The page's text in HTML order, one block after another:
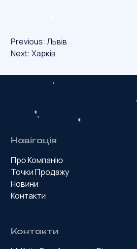
Навігація
Previous: Львів
Next: Харків
Як зберігається свіжість
13.01.2026
Як працює IQF заморозка
Навігація
Про Компанію
Точки Продажу
Новини
Контакти
Контакти